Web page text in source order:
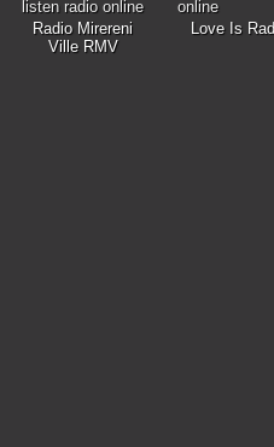
Radio Mirereni
Ville RMV
Love Is